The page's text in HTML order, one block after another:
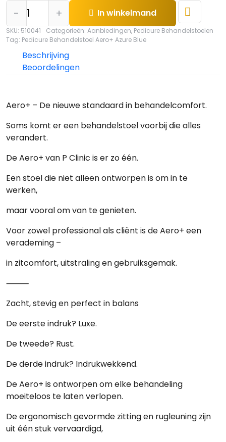
-
Behandelstoel
Aero+
Azure
hoeveelheid
+ In winkelmand
SKU: 510041 Categorieën: Aanbiedingen, Pedicure Behandelstoelen
Tag: Pedicure Behandelstoel Aero+ Azure Blue
Beschrijving
Beoordelingen
Aero+ – De nieuwe standaard in behandelcomfort.
Soms komt er een behandelstoel voorbij die alles
verandert.
DeAero+ van P Clinic is er zo één.
Een stoel die niet alleen ontworpen is om in te
werken,
maar vooral om van te genieten.
Voor zowel professional als cliënt is de Aero+ een
verademing –
in zitcomfort, uitstraling en gebruiksgemak.
⸻
Zacht, stevig en perfect in balans
De eerste indruk? Luxe.
De tweede? Rust.
De derde indruk? Indrukwekkend.
De Aero+ is ontworpen om elke behandeling
moeiteloos te laten verlopen.
De ergonomisch gevormde zitting en rugleuning zijn
uit één stuk vervaardigd,